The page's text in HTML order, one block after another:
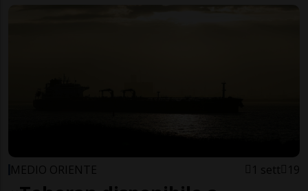
MEDIO ORIENTE 1 sett 19